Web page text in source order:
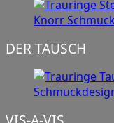
DER TAUSCH